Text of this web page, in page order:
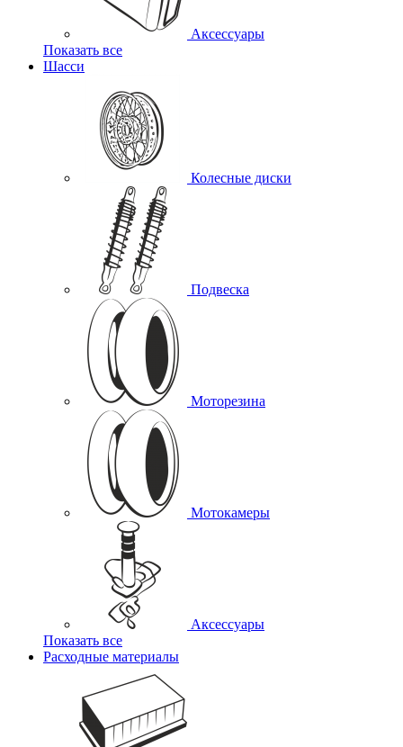
Аксессуары
Показать все
Шасси
Колесные диски
Подвеска
Моторезина
Мотокамеры
Аксессуары
Показать все
Расходные материалы